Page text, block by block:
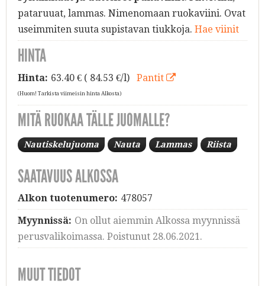
pataruuat, lammas. Nimenomaan ruokaviini. Ovat
useimmiten suuta supistavan tiukkoja. Hae viinit
HINTA
Hinta: 63.40€ ( 84.53 €/l) Pantit
(Huom! Tarkista viimeisin hinta Alkosta)
MITÄ RUOKAA TÄLLE JUOMALLE?
Nautiskelujuoma Nauta Lammas Riista
SAATAVUUS ALKOSSA
Alkon tuotenumero: 478057
Myynnissä: On ollut aiemmin Alkossa myynnissä
perusvalikoimassa. Poistunut 28.06.2021.
MUUT TIEDOT